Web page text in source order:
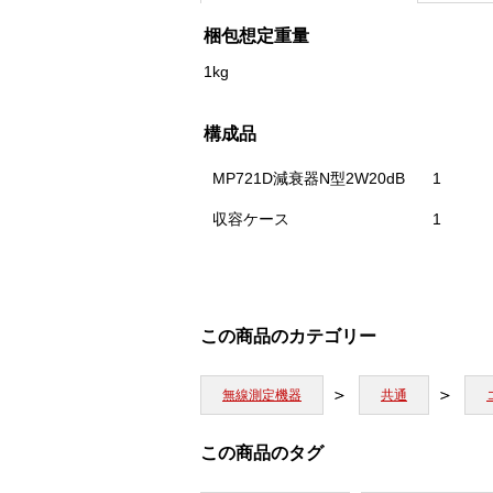
梱包想定重量
1kg
構成品
MP721D減衰器N型2W20dB 1
収容ケース 1
この商品のカテゴリー
無線測定機器 共通
この商品のタグ